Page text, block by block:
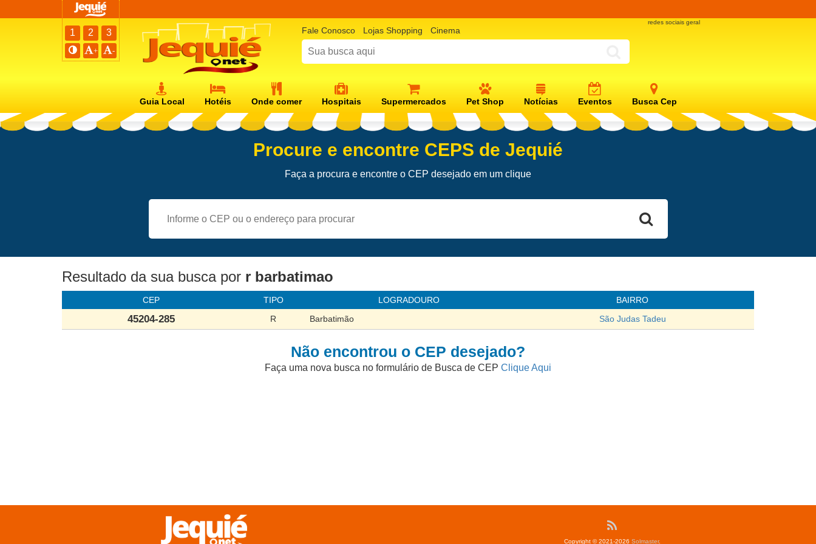
1 2 3
+ -
Fale Conosco Lojas Shopping Cinema
redes sociais geral
Guia Local Hotéis Onde comer Hospitais Supermercados Pet Shop Notícias Eventos Busca Cep
Procure e encontre CEPS de Jequié
Faça a procura e encontre o CEP desejado em um clique
Resultado da sua busca por r barbatimao
CEP TIPO LOGRADOURO BAIRRO
45204-285 R Barbatimão São Judas Tadeu
Não encontrou o CEP desejado?
Faça uma nova busca no formulário de Busca de CEP Clique Aqui
Copyright © 2021-2026 Solmaster.